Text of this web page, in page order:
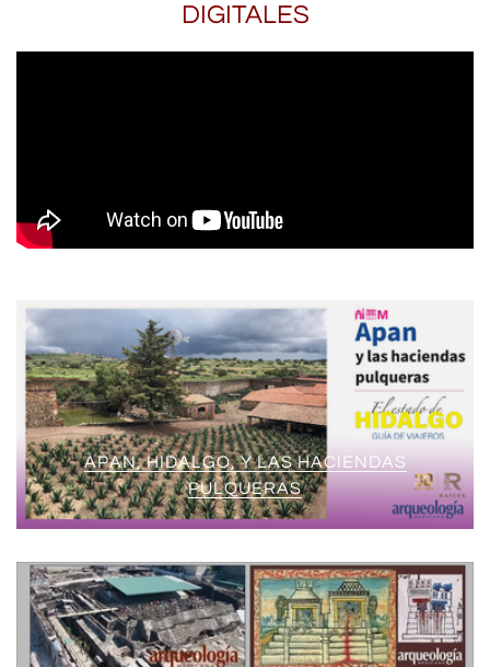
DIGITALES
APAN, HIDALGO, Y LAS HACIENDAS
PULQUERAS